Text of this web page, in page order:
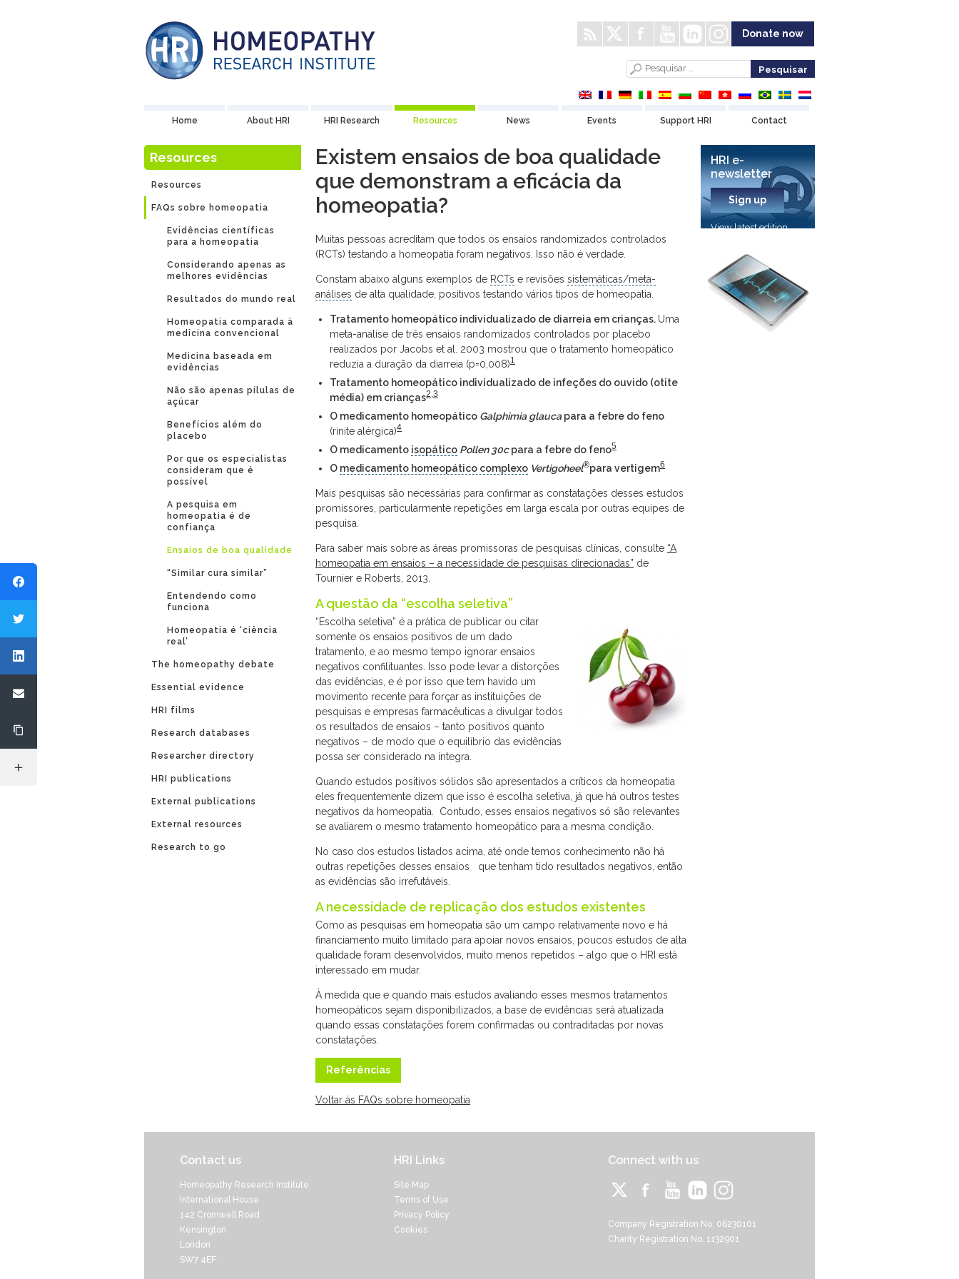
Donate now
Home About HRI HRI Research Resources News Events Support HRI Contact
Resources
Resources
FAQs sobre homeopatia
Evidências científicas
para a homeopatia
Considerando apenas as
melhores evidências
Resultados do mundo real
Homeopatia comparada à
medicina convencional
Medicina baseada em
evidências
Não são apenas pílulas de
açúcar
Benefícios além do
placebo
Por que os especialistas
consideram que é
possível
A pesquisa em
homeopatia é de
confiança
Ensaios de boa qualidade
“Similar cura similar”
Entendendo como
funciona
Homeopatia é ‘ciência
real’
The homeopathy debate
Essential evidence
HRI films
Research databases
Researcher directory
HRI publications
External publications
External resources
Research to go
Existem ensaios de boa qualidade
que demonstram a eficácia da
homeopatia?
Muitas pessoas acreditam que todos os ensaios randomizados controlados
(RCTs) testando a homeopatia foram negativos. Isso não é verdade.
Constam abaixo alguns exemplos de RCTs e revisões sistemáticas/meta-
análises de alta qualidade, positivos testando vários tipos de homeopatia.
Tratamento homeopático individualizado de diarreia em crianças. Uma
meta-análise de três ensaios randomizados controlados por placebo
realizados por Jacobs et al. 2003 mostrou que o tratamento homeopático
reduzia a duração da diarreia (p=0,008)1
Tratamento homeopático individualizado de infeções do ouvido (otite
média) em crianças2 3
O medicamento homeopático Galphimia glaucapara a febre do feno
(rinite alérgica)4
O medicamento isopático Pollen 30cpara a febre do feno5
O medicamento homeopático complexo Vertigoheel®para vertigem6
Mais pesquisas são necessárias para confirmar as constatações desses estudos
promissores, particularmente repetições em larga escala por outras equipes de
pesquisa.
Para saber mais sobre as áreas promissoras de pesquisas clínicas, consulte “A
homeopatia em ensaios – a necessidade de pesquisas direcionadas” de
Tournier e Roberts, 2013.
A questão da “escolha seletiva”
“Escolha seletiva” é a prática de publicar ou citar
somente os ensaios positivos de um dado
tratamento, e ao mesmo tempo ignorar ensaios
negativos confilituantes. Isso pode levar a distorções
das evidências, e é por isso que tem havido um
movimento recente para forçar as instituições de
pesquisas e empresas farmacêuticas a divulgar todos
os resultados de ensaios – tanto positivos quanto
negativos – de modo que o equilíbrio das evidências
possa ser considerado na íntegra.
Quando estudos positivos sólidos são apresentados a críticos da homeopatia
eles frequentemente dizem que isso é escolha seletiva, já que há outros testes
negativos da homeopatia. Contudo, esses ensaios negativos só são relevantes
se avaliarem o mesmo tratamento homeopático para a mesma condição.
No caso dos estudos listados acima, até onde temos conhecimento não há
outras repetições desses ensaios que tenham tido resultados negativos, então
as evidências são irrefutáveis.
A necessidade de replicação dos estudos existentes
Como as pesquisas em homeopatia são um campo relativamente novo e há
financiamento muito limitado para apoiar novos ensaios, poucos estudos de alta
qualidade foram desenvolvidos, muito menos repetidos – algo que o HRI está
interessado em mudar.
À medida que e quando mais estudos avaliando esses mesmos tratamentos
homeopáticos sejam disponibilizados, a base de evidências será atualizada
quando essas constatações forem confirmadas ou contraditadas por novas
constatações.
Referências
Voltar às FAQs sobre homeopatia
HRI e-
newsletter
Sign up
View latest edition
Contact us
Homeopathy Research Institute
International House
142 Cromwell Road
Kensington
London
SW7 4EF
HRI Links
Site Map
Terms of Use
Privacy Policy
Cookies
Connect with us
Company Registration No. 06230101
Charity Registration No. 1132901